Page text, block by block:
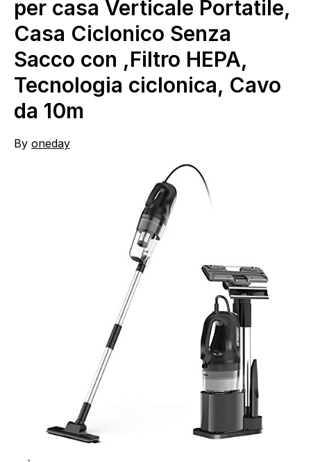
per casa Verticale Portatile,
Casa Ciclonico Senza
Sacco con ,Filtro HEPA,
Tecnologia ciclonica, Cavo
da 10m
By oneday